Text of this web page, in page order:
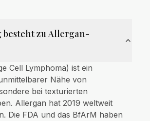
besteht zu Allergan-
Cell Lymphoma) ist ein
Nähe von
bei texturierten
Allergan hat 2019 weltweit
Die FDA und das BfArM haben